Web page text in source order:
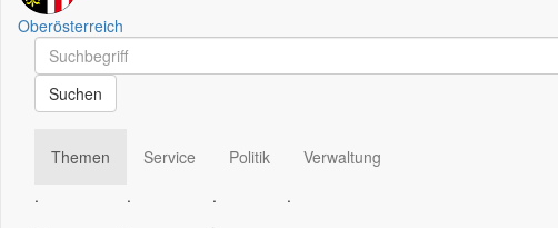
Oberösterreich
Schnellsuche
Schnellsuche
Suchen
Themen
.
Service
.
Politik
.
Verwaltung
.